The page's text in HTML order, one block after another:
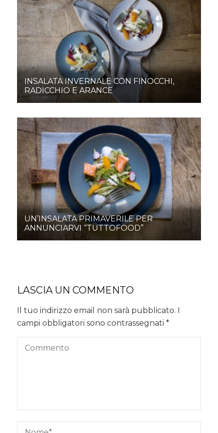
INSALATA INVERNALE CON FINOCCHI,
RADICCHIO E ARANCE
UN’INSALATA PRIMAVERILE PER
ANNUNCIARVI “TUTTOFOOD”
LASCIA UN COMMENTO
Il tuo indirizzo email non sarà pubblicato. I
campi obbligatori sono contrassegnati *